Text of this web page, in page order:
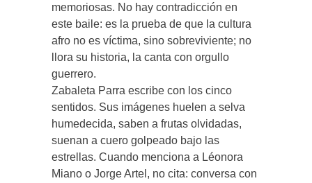
memoriosas. No hay contradicción en
este baile: es la prueba de que la cultura
afro no es víctima, sino sobreviviente; no
llora su historia, la canta con orgullo
guerrero.
Zabaleta Parra escribe con los cinco
sentidos. Sus imágenes huelen a selva
humedecida, saben a frutas olvidadas,
suenan a cuero golpeado bajo las
estrellas. Cuando menciona a Léonora
Miano o Jorge Artel, no cita: conversa con